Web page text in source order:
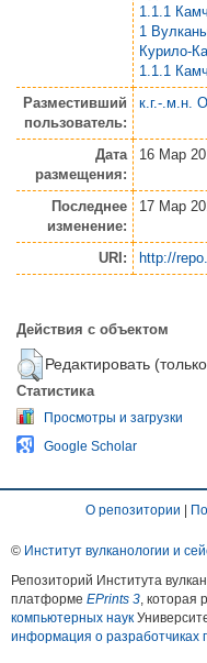
1.1.1
1
Курило-
1.1.1
Разместивший
пользователь:
к.г.-.м.н.
Дата
размещения:
16 Мар
Последнее
изменение:
17 Мар
URI: http://
Действия с объектом
Редактировать
Статистика
Просмотры и загрузки
Google Scholar
О репозитории |
© Институт вулканологии и
Репозиторий Института
платформе EPrints 3 , которая
компьютерных наук
информация о разработчиках